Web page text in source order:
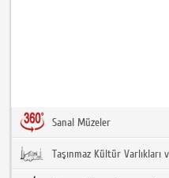
Sanal Müzeler
Taşınmaz Kültür Varlıkları